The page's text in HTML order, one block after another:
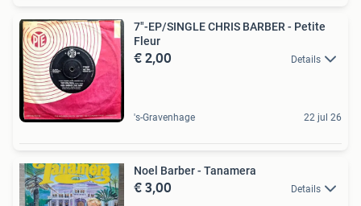
7"-EP/SINGLE CHRIS BARBER - Petite
Fleur
€ 2,00 Details
's-Gravenhage 22 jul 26
Noel Barber - Tanamera
€ 3,00 Details